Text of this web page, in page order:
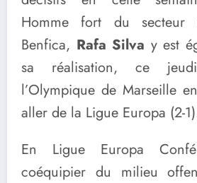
Homme fort du secteur
Benfica, Rafa Silva y est
sa réalisation, ce
l’Olympique de Marseille
aller de la Ligue Europa (2-
En Ligue Europa
coéquipier du milieu